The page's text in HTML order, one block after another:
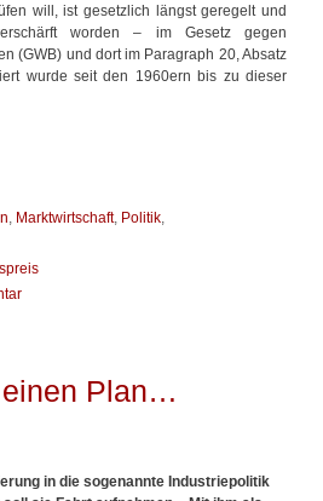
will, ist gesetzlich längst geregelt und
worden – im Gesetz gegen
(GWB) und dort im Paragraph 20, Absatz
wurde seit den 1960ern bis zu dieser
, Marktwirtschaft, Politik,
Plan…
in die sogenannte Industriepolitik